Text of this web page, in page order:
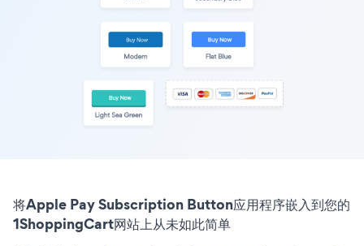
将Apple Pay Subscription Button应用程序嵌入到您的
1ShoppingCart网站上从未如此简单